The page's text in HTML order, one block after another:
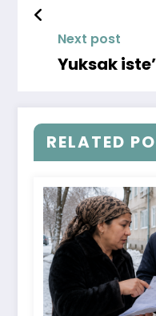
Next post
Yuksak
RELATED